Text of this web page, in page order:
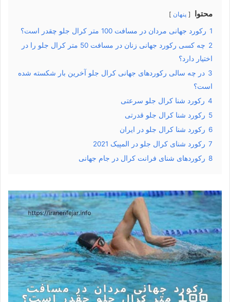
محتوا پنهان
1 رکورد جهانی مردان در مسافت 100 متر کرال جلو چقدر است؟
2
چه کسی رکورد جهانی زنان در مسافت 50 متر کرال جلو را در
اختیار دارد؟
3 در چه سالی رکوردهای جهانی کرال جلو آخرین بار شکسته شده
است؟
4 رکورد شنا کرال جلو سرعتی
5 رکورد شنا کرال جلو قدرتی
6 رکورد شنا کرال جلو در ایران
7 رکورد شنای کرال جلو در المپیک 2021
8 رکوردهای شنای فرانت کرال در جام جهانی